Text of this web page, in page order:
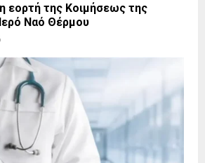
εορτή της Κοιμήσεως της
Ναό Θέρμου